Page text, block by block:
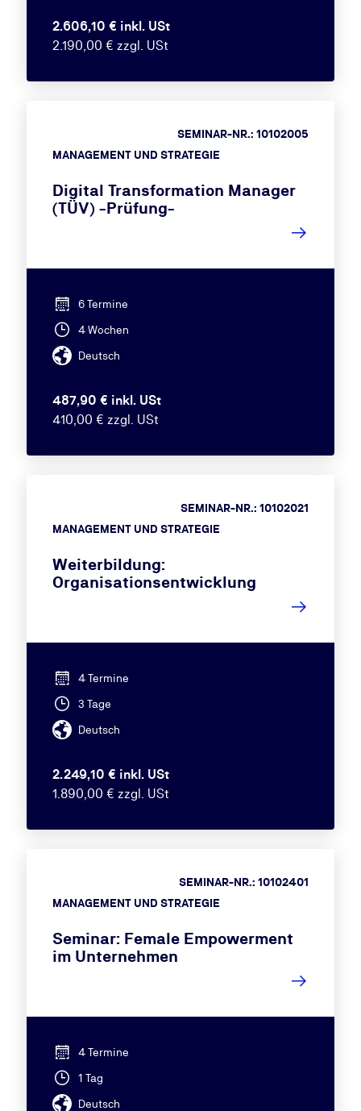
2.606,10 € inkl. USt
2.190,00 € zzgl. USt
MANAGEMENT UND STRATEGIE
SEMINAR-NR.: 10102005
Digital Transformation Manager
(TÜV) -Prüfung-
6 Termine
4 Wochen
Deutsch
487,90 € inkl. USt
410,00 € zzgl. USt
MANAGEMENT UND STRATEGIE
SEMINAR-NR.: 10102021
Weiterbildung:
Organisationsentwicklung
4 Termine
3 Tage
Deutsch
2.249,10 € inkl. USt
1.890,00 € zzgl. USt
MANAGEMENT UND STRATEGIE
SEMINAR-NR.: 10102401
Seminar: Female Empowerment
im Unternehmen
4 Termine
1 Tag
Deutsch